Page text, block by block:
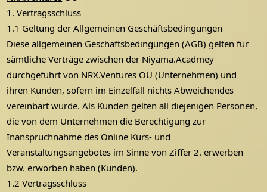
1. Vertragsschluss
1.1 Geltung der Allgemeinen Geschäftsbedingungen
Diese allgemeinen Geschäftsbedingungen (AGB) gelten für
sämtliche Verträge zwischen der Niyama.Acadmey
durchgeführt von NRX.Ventures OÜ (Unternehmen) und
ihren Kunden, sofern im Einzelfall nichts Abweichendes
vereinbart wurde. Als Kunden gelten all diejenigen Personen,
die von dem Unternehmen die Berechtigung zur
Inanspruchnahme des Online Kurs- und
Veranstaltungsangebotes im Sinne von Ziffer 2. erwerben
bzw. erworben haben (Kunden).
1.2 Vertragsschluss